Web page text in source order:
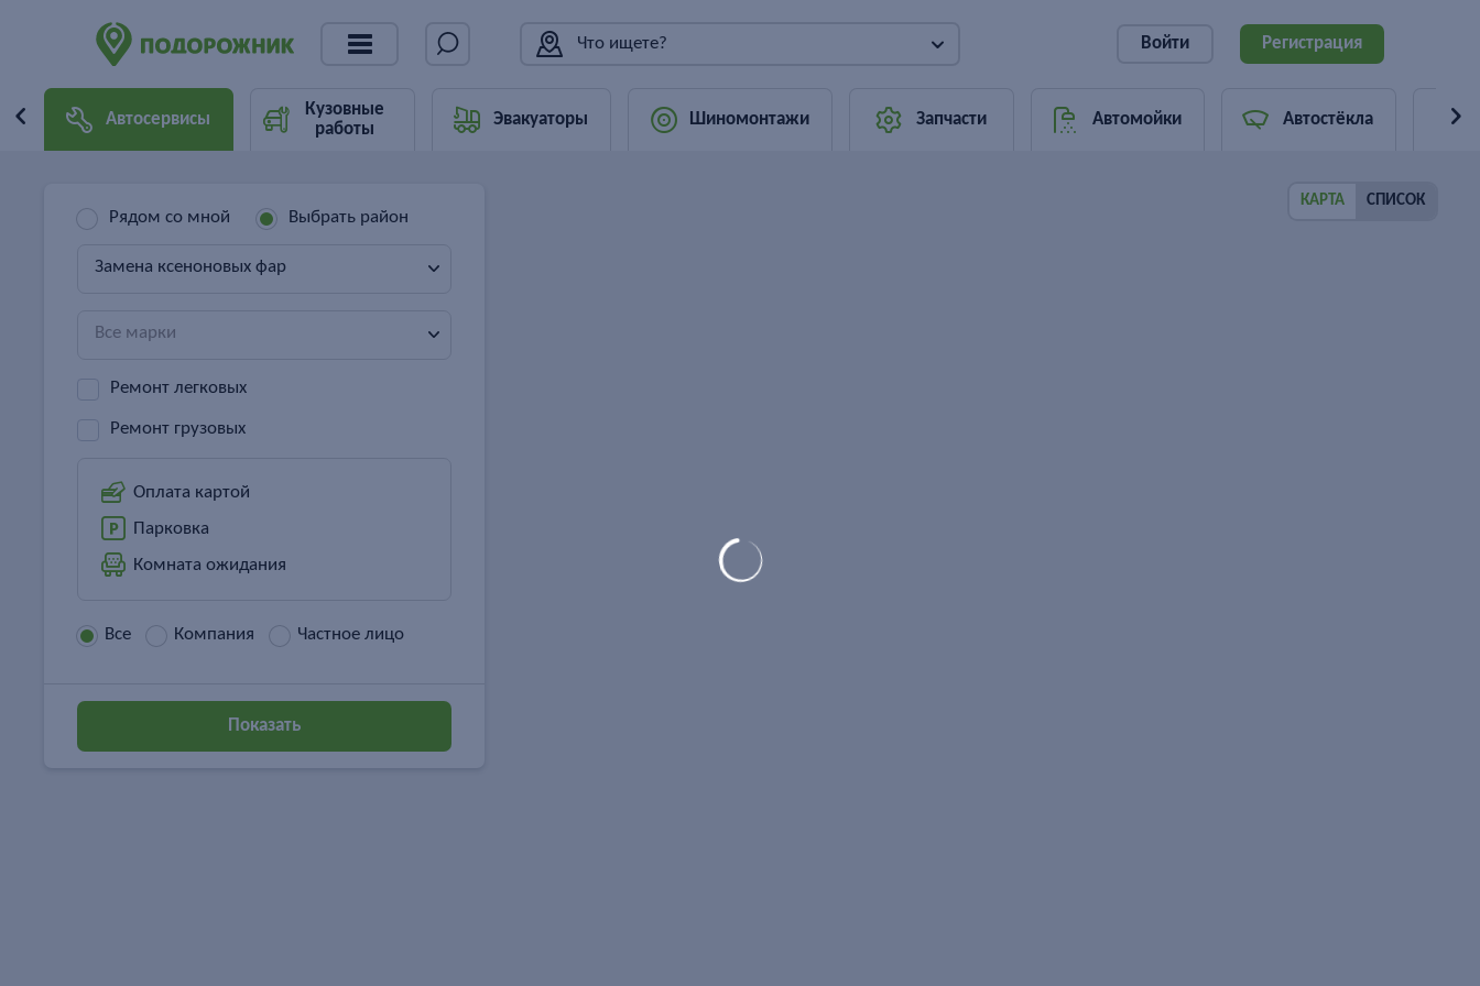
Что ищете? Войти Регистрация
Автосервисы
Кузовные
работы
Эвакуаторы Шиномонтажи Запчасти Автомойки Автостёкла
КАРТА СПИСОК
Рядом со мной Выбрать район
Замена ксеноновых фар
Все марки
Ремонт легковых
Ремонт грузовых
Оплата картой
Парковка
Комната ожидания
Все Компания Частное лицо
Показать